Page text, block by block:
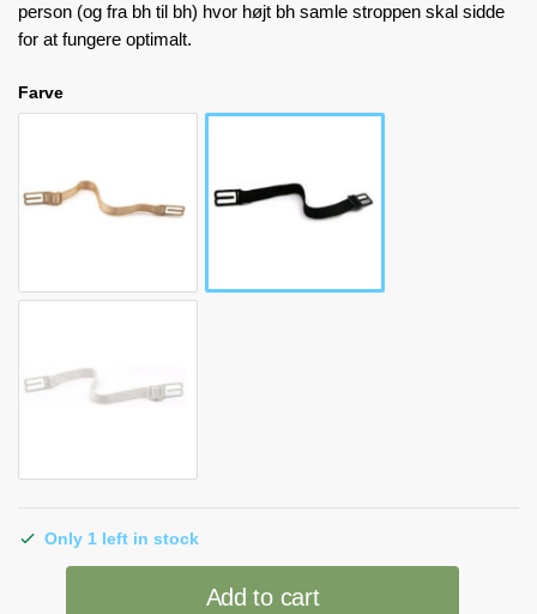
person (og fra bh til bh) hvor højt bh samle stroppen skal sidde
for at fungere optimalt.
Farve
Only 1 left in stock
Add to cart